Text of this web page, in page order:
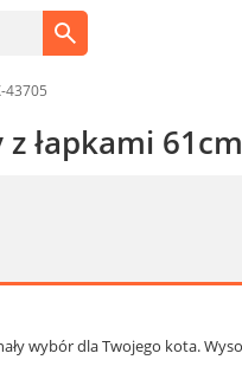
43705
łapkami
wybór dla Twojego kota.